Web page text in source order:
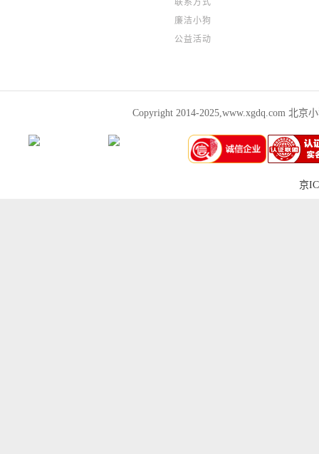
廉洁小狗
公益活动
Copyright 2014-2025,www.xgdq.com 北京
京